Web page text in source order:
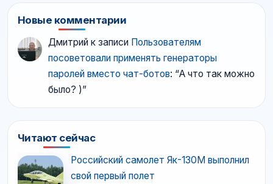
Новые комментарии
Дмитрий к записи Пользователям
посоветовали применять генераторы
паролей вместо чат-ботов: “А что так можно
было? )”
Читают сейчас
Российский самолет Як-130М выполнил
свой первый полет